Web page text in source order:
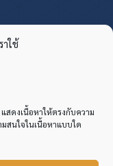
ใช้
สดงเนื้อหาให้ตรงกับความ
มสนใจในเนื้อหาแบบใด